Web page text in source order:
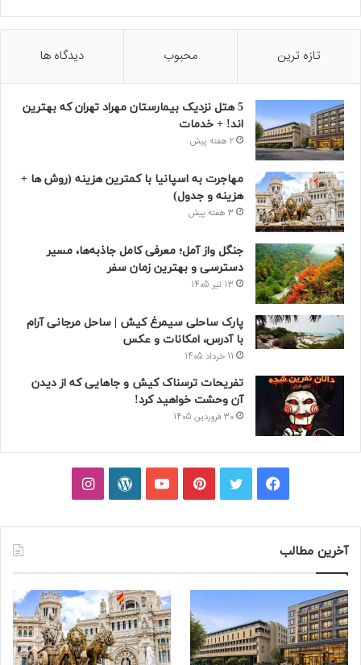
تازه ترین محبوب دیدگاه ها
5 هتل نزدیک بیمارستان مهراد تهران که بهترین‌
اند! + خدمات
2 هفته پیش
مهاجرت به اسپانیا با کمترین هزینه (روش ها +
هزینه و جدول)
3 هفته پیش
جنگل واز آمل؛ معرفی کامل جاذبه‌ها، مسیر
دسترسی و بهترین زمان سفر
13 تیر 1405
پارک ساحلی سیمرغ کیش | ساحل مرجانی آرام
با آدرس، امکانات و عکس
11 خرداد 1405
تفریحات ترسناک کیش و جاهایی که از دیدن
آن وحشت خواهید کرد!
30 فروردین 1405
فیسبوکتوییترپینتریستیوتیوبوردپرساینستاگرام
آخرین مطالب